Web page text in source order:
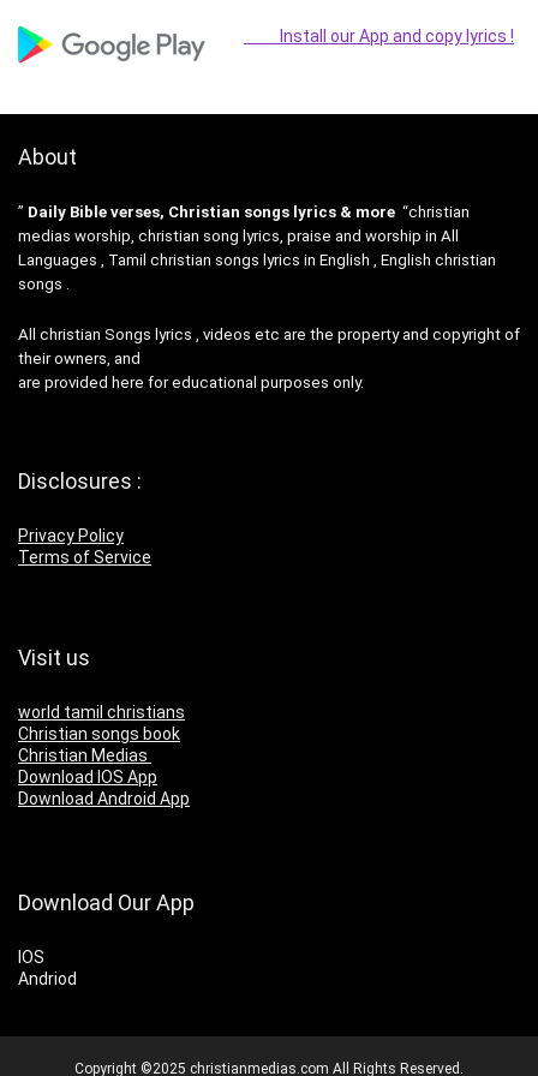
Install our App and copy lyrics !
About
” Daily Bible verses, Christian songs lyrics & more “christian
medias worship, christian song lyrics, praise and worship in All
Languages , Tamil christian songs lyrics in English , English christian
songs .
All christian Songs lyrics , videos etc are the property and copyright of
their owners, and
are provided here for educational purposes only.
Disclosures :
Privacy Policy
Terms of Service
Visit us
world tamil christians
Christian songs book
Christian Medias
Download IOS App
Download Android App
Download Our App
IOS
Andriod
Copyright ©2025 christianmedias.com All Rights Reserved.